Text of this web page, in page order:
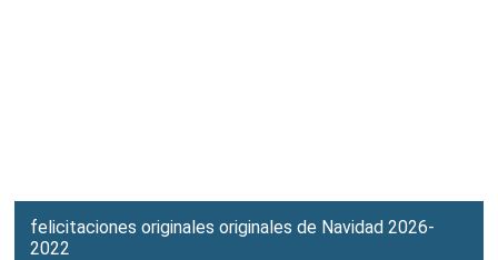
felicitaciones originales originales de Navidad 2026-
2022